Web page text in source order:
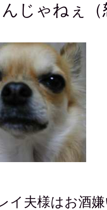
じゃねぇ（
夫様はお酒嫌